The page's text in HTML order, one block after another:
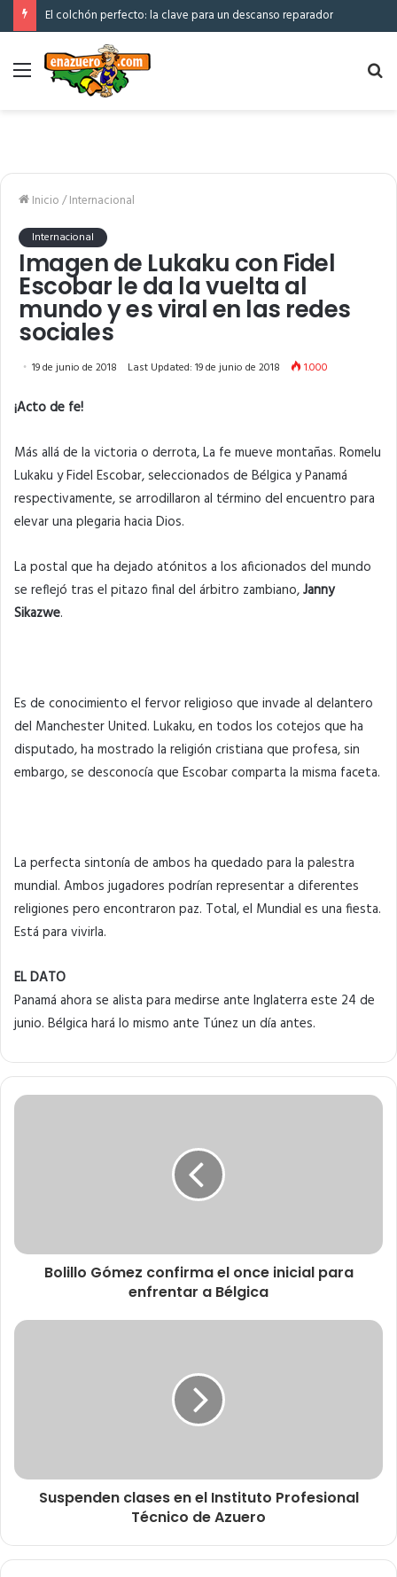
El colchón perfecto: la clave para un descanso reparador
Menú
Inicio/Internacional
Internacional
Imagen de Lukaku con Fidel
Escobar le da la vuelta al
mundo y es viral en las redes
sociales
19 de junio de 2018 Last Updated: 19 de junio de 2018 1.000
¡Acto de fe!
Más allá de la victoria o derrota, La fe mueve montañas. Romelu
Lukaku y Fidel Escobar, seleccionados de Bélgica y Panamá
respectivamente, se arrodillaron al término del encuentro para
elevar una plegaria hacia Dios.
La postal que ha dejado atónitos a los aficionados del mundo
se reflejó tras el pitazo final del árbitro zambiano,Janny
Sikazwe.
Es de conocimiento el fervor religioso que invade al delantero
del Manchester United. Lukaku, en todos los cotejos que ha
disputado, ha mostrado la religión cristiana que profesa, sin
embargo, se desconocía que Escobar comparta la misma faceta.
La perfecta sintonía de ambos ha quedado para la palestra
mundial. Ambos jugadores podrían representar a diferentes
religiones pero encontraron paz. Total, el Mundial es una fiesta.
Está para vivirla.
EL DATO
Panamá ahora se alista para medirse ante Inglaterra este 24 de
junio. Bélgica hará lo mismo ante Túnez un día antes.
Bolillo Gómez confirma el once inicial para
enfrentar a Bélgica
Suspenden clases en el Instituto Profesional
Técnico de Azuero